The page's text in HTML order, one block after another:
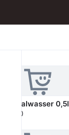
Mineralwasser 0,5l
€ 3,20